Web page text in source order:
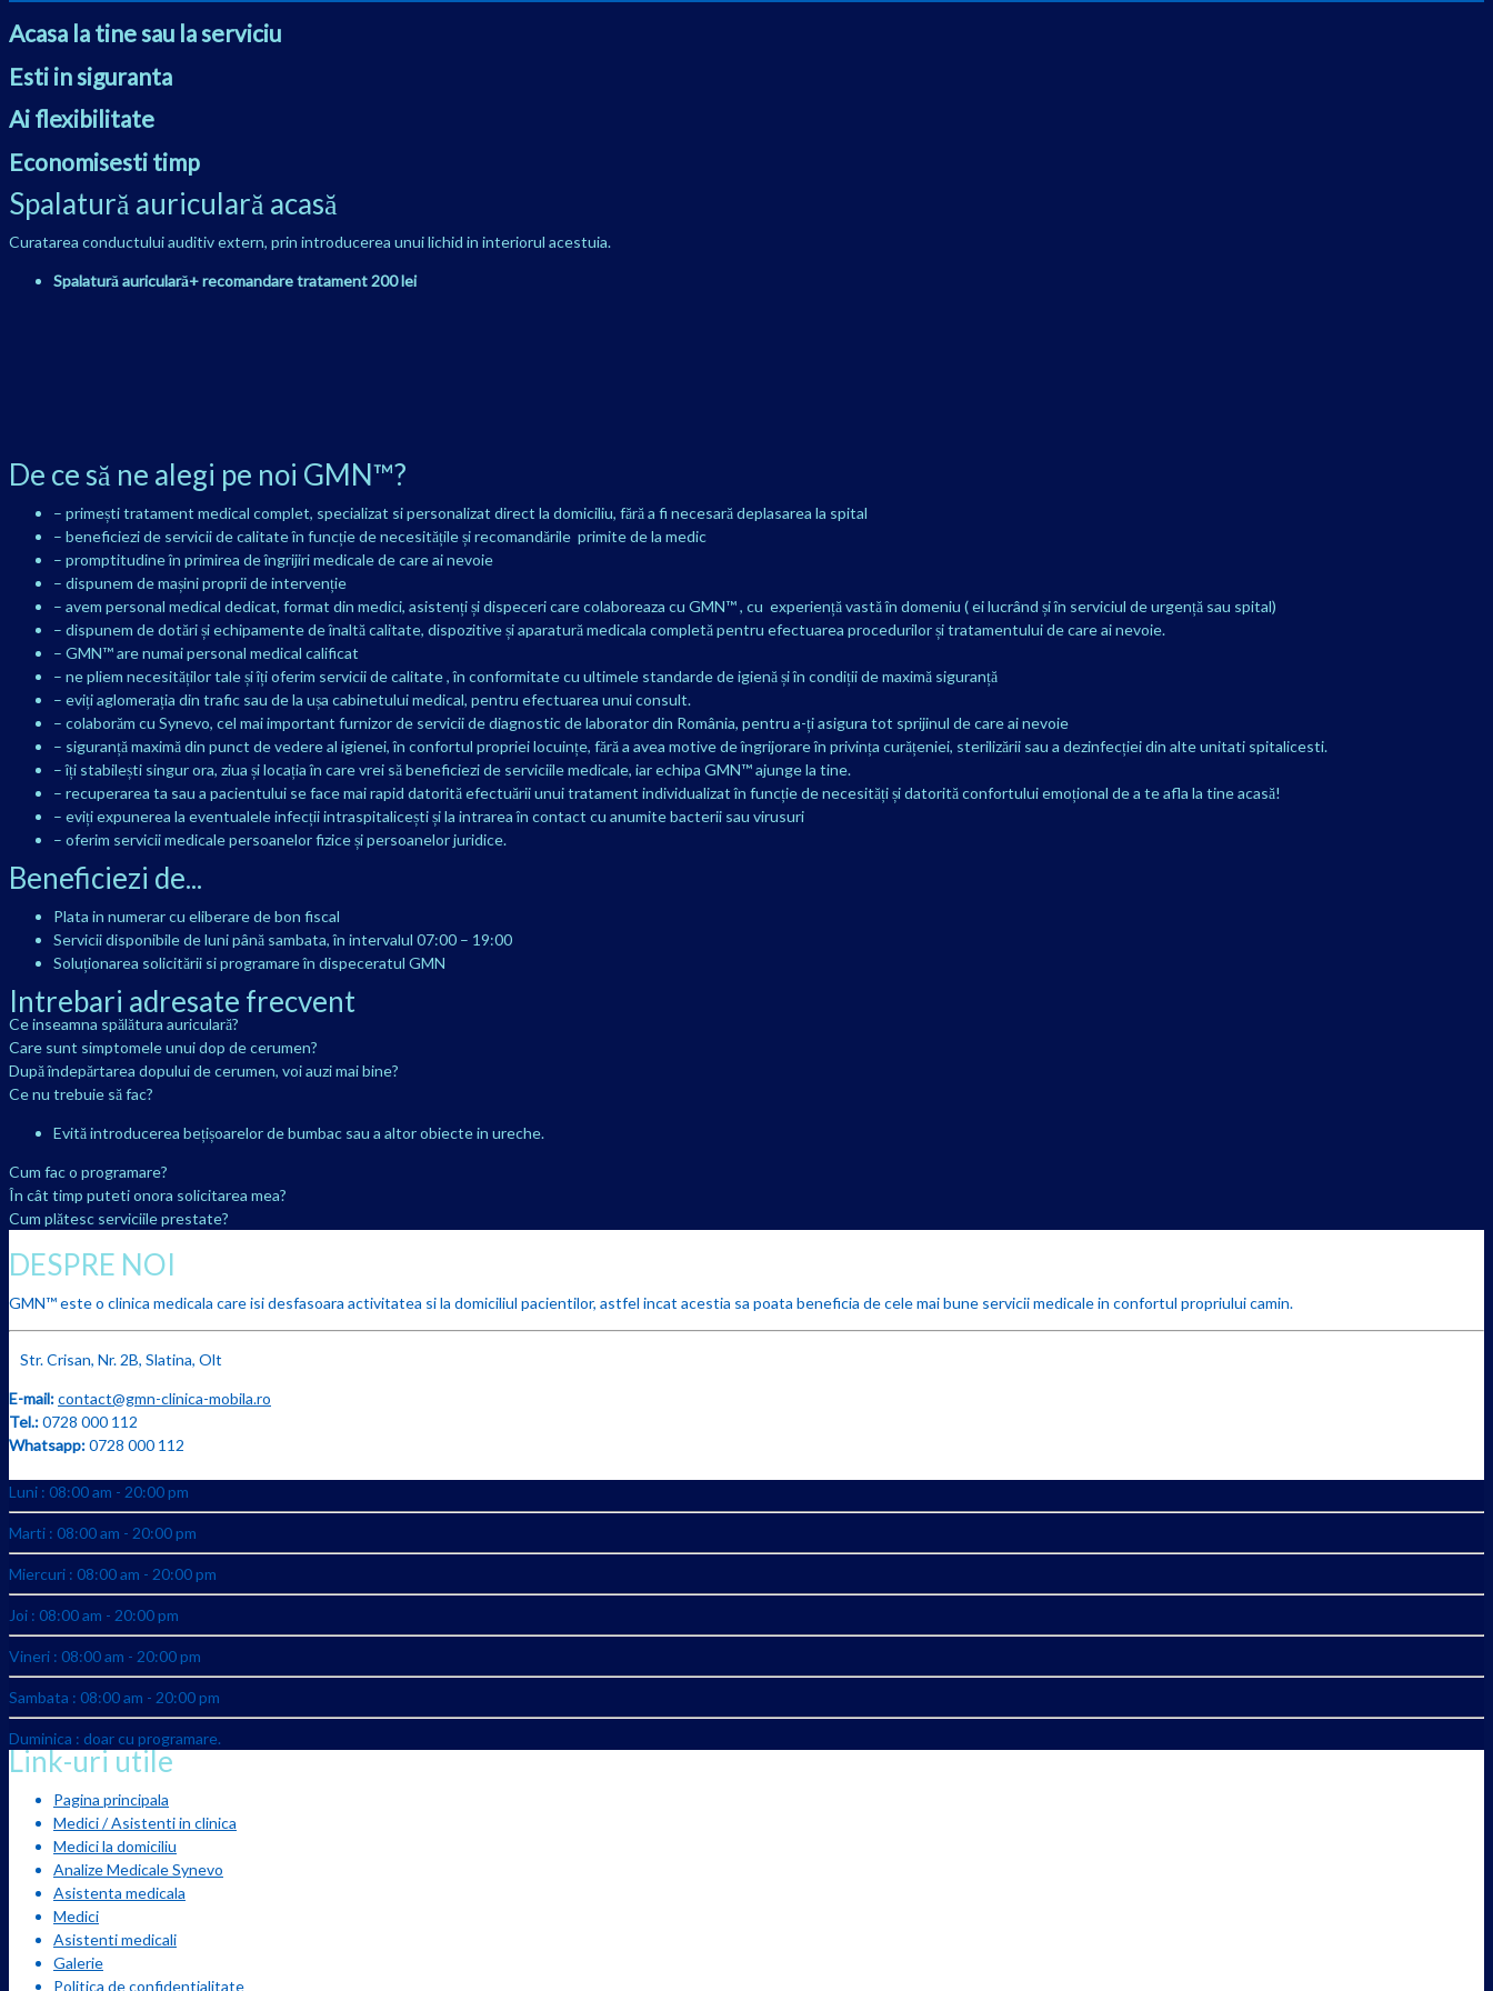
Acasa la tine sau la serviciu
Esti in siguranta
Ai flexibilitate
Economisesti timp
Spalatură auriculară acasă
Curatarea conductului auditiv extern, prin introducerea unui lichid in interiorul acestuia.
Spalatură auriculară+ recomandare tratament 200 lei
De ce să ne alegi pe noi GMN™?
– primești tratament medical complet, specializat si personalizat direct la domiciliu, fără a fi necesară deplasarea la spital
– beneficiezi de servicii de calitate în funcție de necesitățile și recomandările primite de la medic
– promptitudine în primirea de îngrijiri medicale de care ai nevoie
– dispunem de mașini proprii de intervenție
– avem personal medical dedicat, format din medici, asistenți și dispeceri care colaboreaza cu GMN™ , cu experiență vastă în domeniu ( ei lucrând și în serviciul de urgență sau spital)
– dispunem de dotări și echipamente de înaltă calitate, dispozitive și aparatură medicala completă pentru efectuarea procedurilor și tratamentului de care ai nevoie.
– GMN™ are numai personal medical calificat
– ne pliem necesităților tale și îți oferim servicii de calitate , în conformitate cu ultimele standarde de igienă și în condiții de maximă siguranță
– eviți aglomerația din trafic sau de la ușa cabinetului medical, pentru efectuarea unui consult.
– colaborăm cu Synevo, cel mai important furnizor de servicii de diagnostic de laborator din România, pentru a-ți asigura tot sprijinul de care ai nevoie
– siguranță maximă din punct de vedere al igienei, în confortul propriei locuințe, fără a avea motive de îngrijorare în privința curățeniei, sterilizării sau a dezinfecției din alte unitati spitalicesti.
– îți stabilești singur ora, ziua și locația în care vrei să beneficiezi de serviciile medicale, iar echipa GMN™ ajunge la tine.
– recuperarea ta sau a pacientului se face mai rapid datorită efectuării unui tratament individualizat în funcție de necesități și datorită confortului emoțional de a te afla la tine acasă!
– eviți expunerea la eventualele infecții intraspitalicești și la intrarea în contact cu anumite bacterii sau virusuri
– oferim servicii medicale persoanelor fizice și persoanelor juridice.
Beneficiezi de...
Plata in numerar cu eliberare de bon fiscal
Servicii disponibile de luni până sambata, în intervalul 07:00 – 19:00
Soluționarea solicitării si programare în dispeceratul GMN
Intrebari adresate frecvent
Ce inseamna spălătura auriculară?
Care sunt simptomele unui dop de cerumen?
După îndepărtarea dopului de cerumen, voi auzi mai bine?
Ce nu trebuie să fac?
Evită introducerea bețișoarelor de bumbac sau a altor obiecte in ureche.
Cum fac o programare?
În cât timp puteti onora solicitarea mea?
Cum plătesc serviciile prestate?
DESPRE NOI
GMN™ este o clinica medicala care isi desfasoara activitatea si la domiciliul pacientilor, astfel incat acestia sa poata beneficia de cele mai bune servicii medicale in confortul propriului camin.
Str. Crisan, Nr. 2B, Slatina, Olt
E-mail:contact@gmn-clinica-mobila.ro
Tel.:0728 000 112
Whatsapp:0728 000 112
Luni : 08:00 am - 20:00 pm
Marti : 08:00 am - 20:00 pm
Miercuri : 08:00 am - 20:00 pm
Joi : 08:00 am - 20:00 pm
Vineri : 08:00 am - 20:00 pm
Sambata : 08:00 am - 20:00 pm
Duminica : doar cu programare.
Link-uri utile
Pagina principala
Medici / Asistenti in clinica
Medici la domiciliu
Analize Medicale Synevo
Asistenta medicala
Medici
Asistenti medicali
Galerie
Politica de confidentialitate